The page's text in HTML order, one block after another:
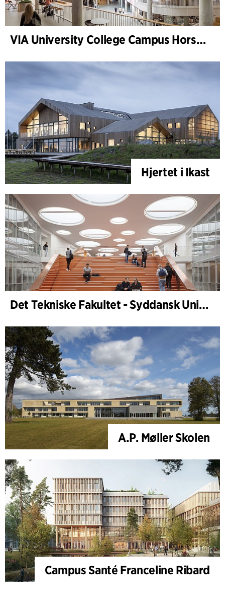
VIA University College Campus Horsens
Hjertet i Ikast
Det Tekniske Fakultet - Syddansk Universitet, Odense
A.P. Møller Skolen
Campus Santé Franceline Ribard